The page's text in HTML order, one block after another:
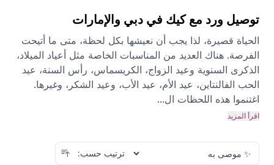
توصيل ورد مع كيك في دبي والإمارات
الحياة قصيرة، لذا يجب أن نعيشها بكل لحظة، متى ما أتيحت
الفرصة. هناك العديد من المناسبات الخاصة مثل أعياد الميلاد،
الذكرى السنوية وعيد الزواج، الكريسماس، رأس السنة، عيد
الحب الفالنتاين، عيد الأم، عيد الأب، وعيد الشكر، وغيرها.
اغتنموا هذه اللحظات ال...
اقرأ المزيد
ترتيب حسب: